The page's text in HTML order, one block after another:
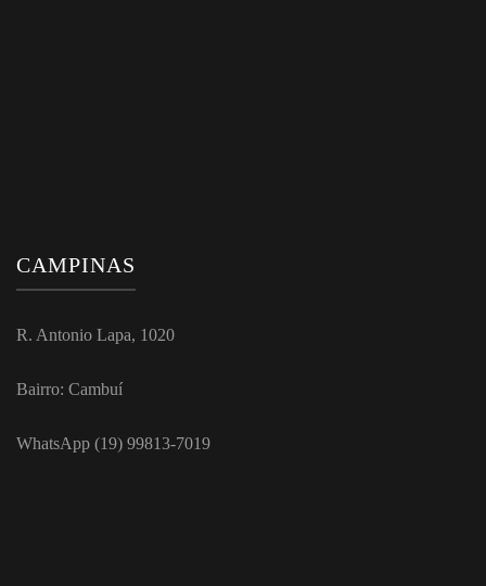
CAMPINAS
R. Antonio Lapa, 1020
Bairro: Cambuí
WhatsApp (19) 99813-7019